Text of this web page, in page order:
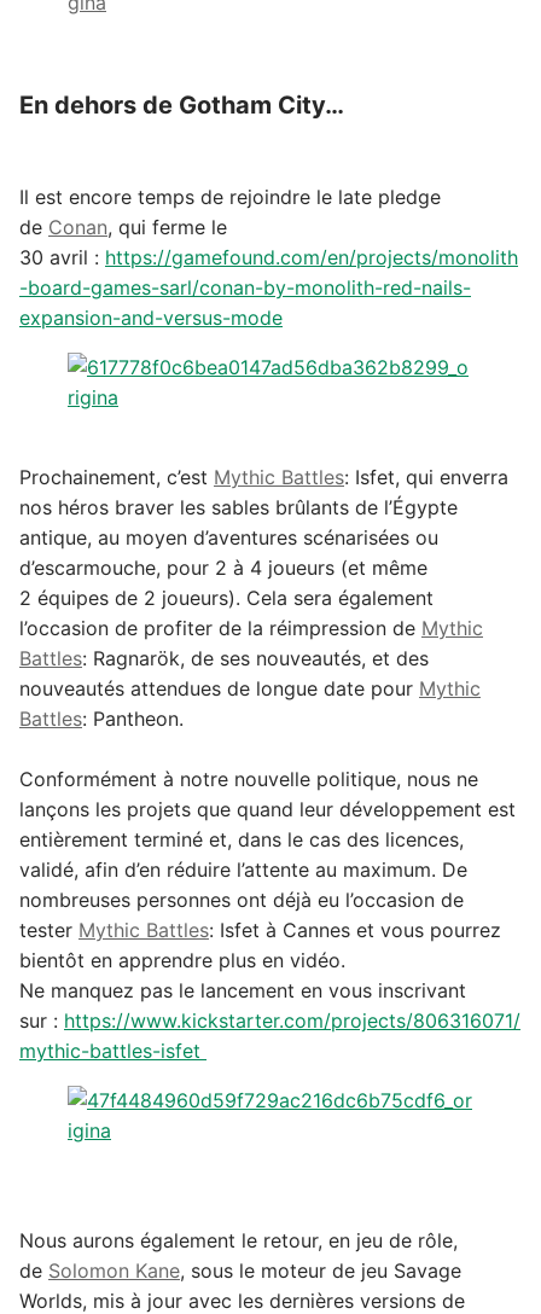
En dehors de Gotham City…
Il est encore temps de rejoindre le late pledge
de Conan, qui ferme le
30 avril : https://gamefound.com/en/projects/monolith
-board-games-sarl/conan-by-monolith-red-nails-
expansion-and-versus-mode
Prochainement, c’est Mythic Battles: Isfet, qui enverra
nos héros braver les sables brûlants de l’Égypte
antique, au moyen d’aventures scénarisées ou
d’escarmouche, pour 2 à 4 joueurs (et même
2 équipes de 2 joueurs). Cela sera également
l’occasion de profiter de la réimpression de Mythic
Battles: Ragnarök, de ses nouveautés, et des
nouveautés attendues de longue date pour Mythic
Battles: Pantheon.
Conformément à notre nouvelle politique, nous ne
lançons les projets que quand leur développement est
entièrement terminé et, dans le cas des licences,
validé, afin d’en réduire l’attente au maximum. De
nombreuses personnes ont déjà eu l’occasion de
tester Mythic Battles: Isfet à Cannes et vous pourrez
bientôt en apprendre plus en vidéo.
Ne manquez pas le lancement en vous inscrivant
sur : https://www.kickstarter.com/projects/806316071/
mythic-battles-isfet
Nous aurons également le retour, en jeu de rôle,
de Solomon Kane, sous le moteur de jeu Savage
Worlds, mis à jour avec les dernières versions de